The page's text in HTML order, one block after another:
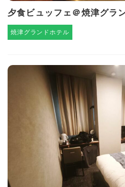
夕食ビュッフェ＠焼津グラ
焼津グランドホテル